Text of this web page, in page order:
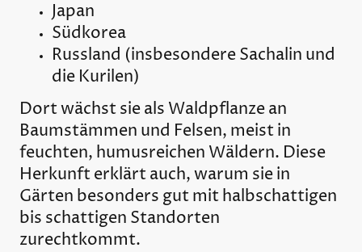
Japan
Südkorea
Russland (insbesondere Sachalin und
die Kurilen)
Dort wächst sie als Waldpflanze an
Baumstämmen und Felsen, meist in
feuchten, humusreichen Wäldern. Diese
Herkunft erklärt auch, warum sie in
Gärten besonders gut mit halbschattigen
bis schattigen Standorten
zurechtkommt.